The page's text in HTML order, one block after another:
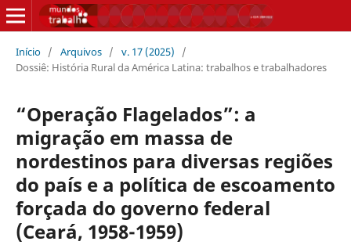
Início / Arquivos / v. 17 (2025)
/
Dossiê: História Rural da América Latina: trabalhos e trabalhadores
“Operação Flagelados”: a
migração em massa de
nordestinos para diversas regiões
do país e a política de escoamento
forçada do governo federal
(Ceará, 1958-1959)